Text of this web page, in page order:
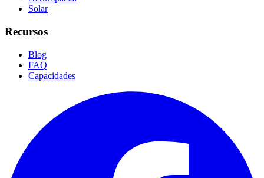
Solar
Recursos
Blog
FAQ
Capacidades